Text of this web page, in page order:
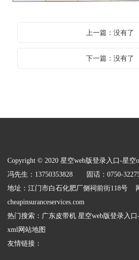
上一篇：没有了
下一篇：没有了
Copyright © 2020 星空web版登录入口-星
冯先生：13750353828 固话：0750-
地址：江门市白石化肥厂侧祠前街118号
cheapinsuranceservices.com
热门搜索： 广东皮带机 星空web版登录入
xml网站地图
友情链接：